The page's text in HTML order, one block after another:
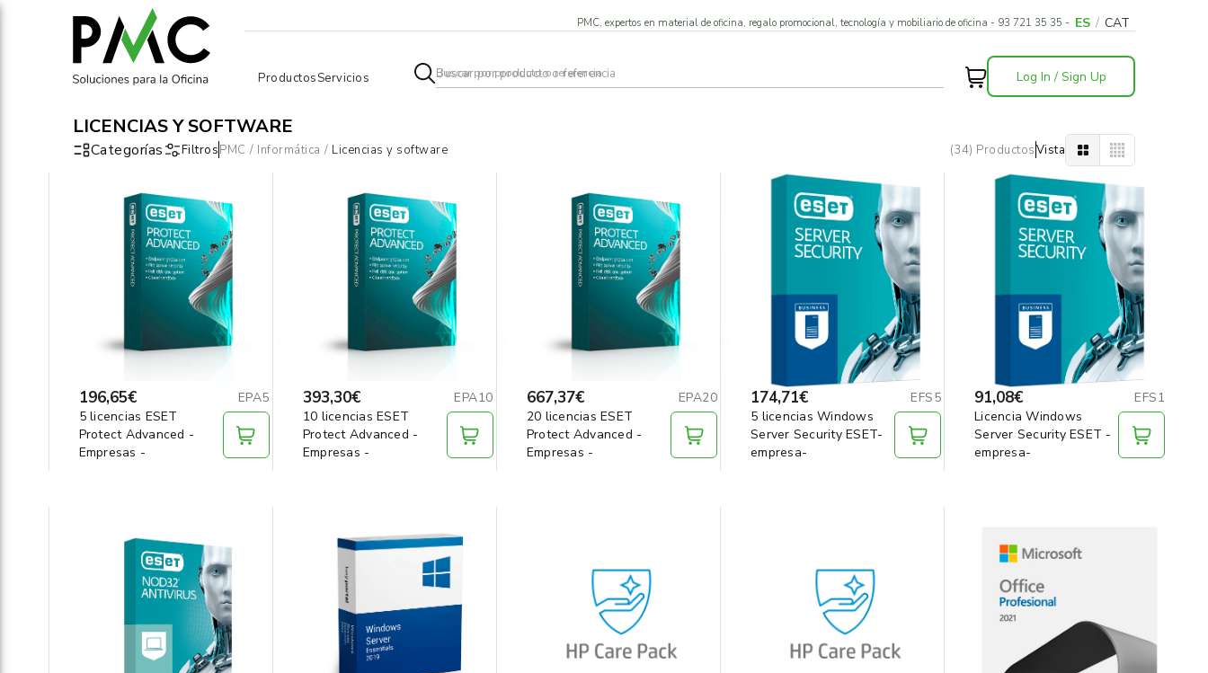
PMC, expertos en material de oficina, regalo promocional, tecnología y mobiliario de oficina - 93 721 35 35 - ES / CAT
ProductosServicios Log In / Sign Up
LICENCIAS Y SOFTWARE
Categorías FiltrosPMC / Informática / Licencias y software (34) ProductosVista
196,65€
EPA5
5 licencias ESET
Protect Advanced -
Empresas -
393,30€
EPA10
10 licencias ESET
Protect Advanced -
Empresas -
667,37€
EPA20
20 licencias ESET
Protect Advanced -
Empresas -
174,71€
EFS5
5 licencias Windows
Server Security ESET-
empresa-
91,08€
EFS1
Licencia Windows
Server Security ESET -
empresa-